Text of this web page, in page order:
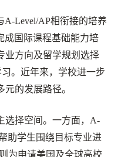
A-Level/AP相衔接的培养
成国际课程基础能力培
业方向及留学规划选择
。近年来，学校进一步
的发展路径。
选择空间。一方面，A-
助学生围绕目标专业进
为申请美国及全球高校